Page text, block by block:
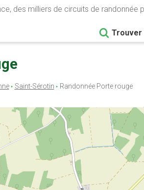
des milliers de circuits de randonnée
Trouver
Saint-Sérotin Randonnée Porte rouge